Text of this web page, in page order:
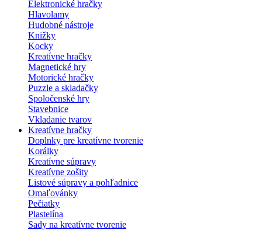
Elektronické hračky
Hlavolamy
Hudobné nástroje
Knižky
Kocky
Kreatívne hračky
Magnetické hry
Motorické hračky
Puzzle a skladačky
Spoločenské hry
Stavebnice
Vkladanie tvarov
Kreatívne hračky
Doplnky pre kreatívne tvorenie
Korálky
Kreatívne súpravy
Kreatívne zošity
Listové súpravy a pohľadnice
Omaľovánky
Pečiatky
Plastelína
Sady na kreatívne tvorenie